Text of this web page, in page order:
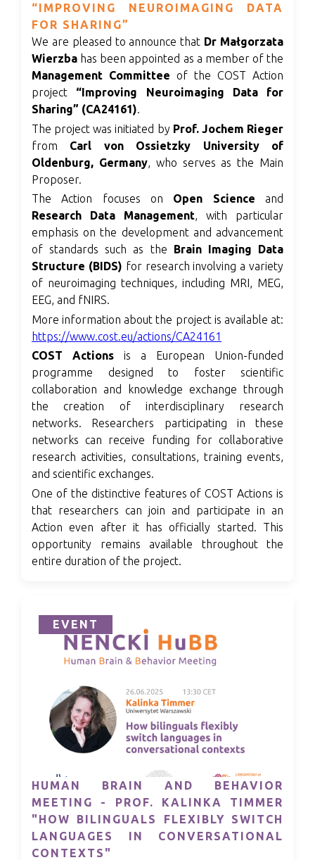
“IMPROVING NEUROIMAGING DATA
FOR SHARING”
We are pleased to announce that Dr Małgorzata
Wierzba has been appointed as a member of the
Management Committee of the COST Action
project “Improving Neuroimaging Data for
Sharing” (CA24161).
The project was initiated by Prof. Jochem Rieger
from Carl von Ossietzky University of
Oldenburg, Germany, who serves as the Main
Proposer.
The Action focuses on Open Science and
Research Data Management, with particular
emphasis on the development and advancement
of standards such as the Brain Imaging Data
Structure (BIDS) for research involving a variety
of neuroimaging techniques, including MRI, MEG,
EEG, and fNIRS.
More information about the project is available at:
https://www.cost.eu/actions/CA24161
COST Actions is a European Union-funded
programme designed to foster scientific
collaboration and knowledge exchange through
the creation of interdisciplinary research
networks. Researchers participating in these
networks can receive funding for collaborative
research activities, consultations, training events,
and scientific exchanges.
One of the distinctive features of COST Actions is
that researchers can join and participate in an
Action even after it has officially started. This
opportunity remains available throughout the
entire duration of the project.
EVENT
HUMAN BRAIN AND BEHAVIOR
MEETING - PROF. KALINKA TIMMER
"HOW BILINGUALS FLEXIBLY SWITCH
LANGUAGES IN CONVERSATIONAL
CONTEXTS"